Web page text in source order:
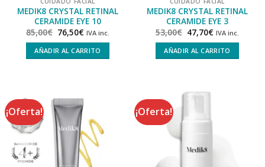
MEDIK8 CRYSTAL RETINAL
CERAMIDE EYE 10
85,00€ 76,50€ IVA inc.
AÑADIR AL CARRITO
MEDIK8 CRYSTAL RETINAL
CERAMIDE EYE 3
53,00€ 47,70€ IVA inc.
AÑADIR AL CARRITO
¡Oferta! ¡Oferta!